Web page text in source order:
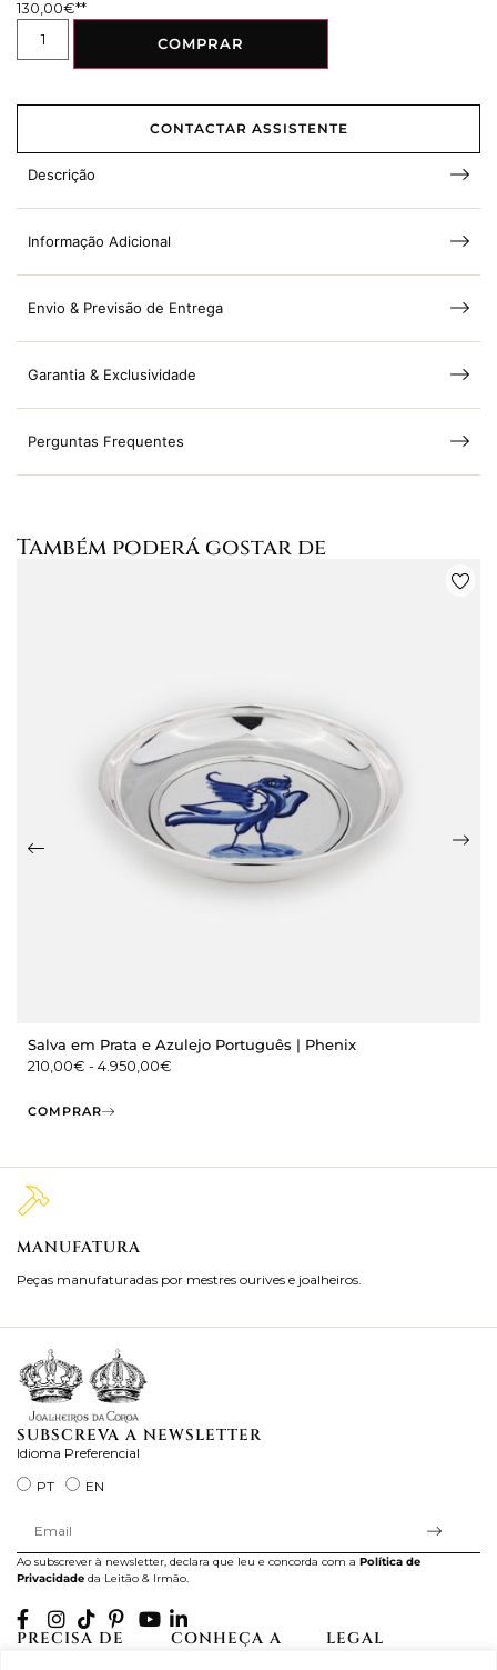
130,00€
COMPRAR
CONTACTAR ASSISTENTE
Descrição
Informação Adicional
Envio & Previsão de Entrega
Garantia & Exclusividade
Perguntas Frequentes
Também poderá gostar de
Salva em Prata e Azulejo Português | Phenix
210,00€ -4.950,00€
COMPRAR
MANUFATURA
Peças manufaturadas por mestres ourives e joalheiros.
SUBSCREVA A NEWSLETTER
Idioma Preferencial
PT
EN
Ao subscrever à newsletter, declara que leu e concorda com a Política de
Privacidade da Leitão & Irmão.
PRECISA DE
CONHEÇA A
LEGAL